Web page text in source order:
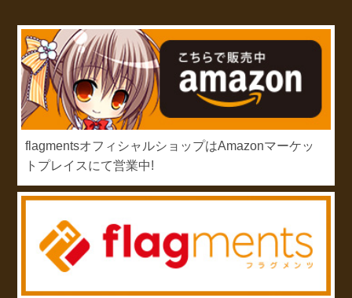
flagmentsオフィシャルショップはAmazonマーケッ
トプレイスにて営業中!